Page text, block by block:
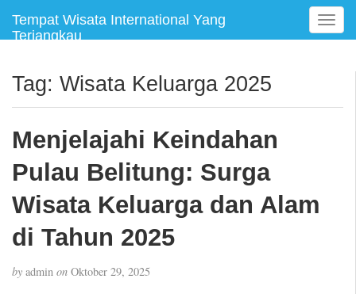
Tempat Wisata International Yang
Terjangkau
T
o
e
Tag: Wisata Keluarga 2025
Menjelajahi Keindahan
Pulau Belitung: Surga
Wisata Keluarga dan Alam
di Tahun 2025
by admin on Oktober 29, 2025